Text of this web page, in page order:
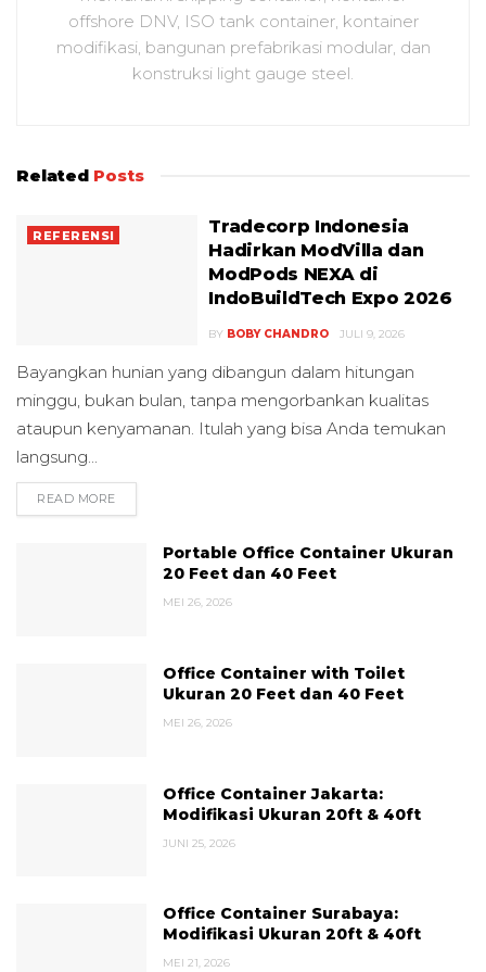
offshore DNV, ISO tank container, kontainer
modifikasi, bangunan prefabrikasi modular, dan
konstruksi light gauge steel.
Related Posts
REFERENSI
Tradecorp Indonesia
Hadirkan ModVilla dan
ModPods NEXA di
IndoBuildTech Expo 2026
BY BOBY CHANDRO JULI 9, 2026
Bayangkan hunian yang dibangun dalam hitungan
minggu, bukan bulan, tanpa mengorbankan kualitas
ataupun kenyamanan. Itulah yang bisa Anda temukan
langsung...
READ MORE
Portable Office Container Ukuran
20 Feet dan 40 Feet
MEI 26, 2026
Office Container with Toilet
Ukuran 20 Feet dan 40 Feet
MEI 26, 2026
Office Container Jakarta:
Modifikasi Ukuran 20ft & 40ft
JUNI 25, 2026
Office Container Surabaya:
Modifikasi Ukuran 20ft & 40ft
MEI 21, 2026